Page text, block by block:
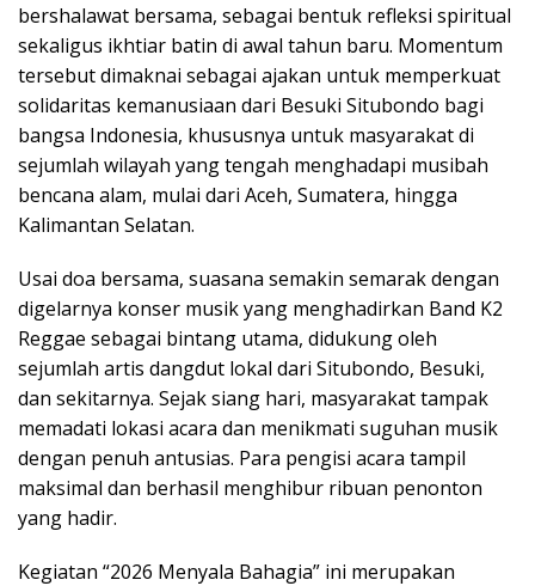
bershalawat bersama, sebagai bentuk refleksi spiritual
sekaligus ikhtiar batin di awal tahun baru. Momentum
tersebut dimaknai sebagai ajakan untuk memperkuat
solidaritas kemanusiaan dari Besuki Situbondo bagi
bangsa Indonesia, khususnya untuk masyarakat di
sejumlah wilayah yang tengah menghadapi musibah
bencana alam, mulai dari Aceh, Sumatera, hingga
Kalimantan Selatan.
Usai doa bersama, suasana semakin semarak dengan
digelarnya konser musik yang menghadirkan Band K2
Reggae sebagai bintang utama, didukung oleh
sejumlah artis dangdut lokal dari Situbondo, Besuki,
dan sekitarnya. Sejak siang hari, masyarakat tampak
memadati lokasi acara dan menikmati suguhan musik
dengan penuh antusias. Para pengisi acara tampil
maksimal dan berhasil menghibur ribuan penonton
yang hadir.
Kegiatan “2026 Menyala Bahagia” ini merupakan